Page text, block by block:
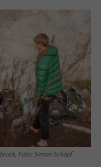
Foto: Simon Schöpf